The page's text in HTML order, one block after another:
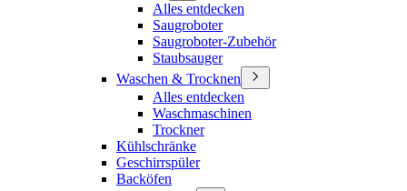
Alles entdecken
Saugroboter
Saugroboter-Zubehör
Staubsauger
Waschen & Trocknen
Alles entdecken
Waschmaschinen
Trockner
Kühlschränke
Geschirrspüler
Backöfen